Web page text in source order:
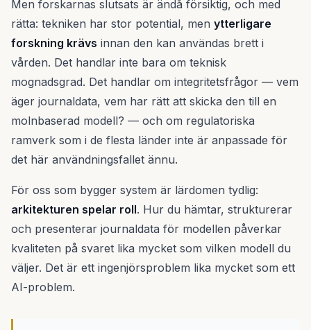
Men forskarnas slutsats är ändå försiktig, och med
rätta: tekniken har stor potential, men ytterligare
forskning krävs innan den kan användas brett i
vården. Det handlar inte bara om teknisk
mognadsgrad. Det handlar om integritetsfrågor — vem
äger journaldata, vem har rätt att skicka den till en
molnbaserad modell? — och om regulatoriska
ramverk som i de flesta länder inte är anpassade för
det här användningsfallet ännu.
För oss som bygger system är lärdomen tydlig:
arkitekturen spelar roll. Hur du hämtar, strukturerar
och presenterar journaldata för modellen påverkar
kvaliteten på svaret lika mycket som vilken modell du
väljer. Det är ett ingenjörsproblem lika mycket som ett
AI-problem.